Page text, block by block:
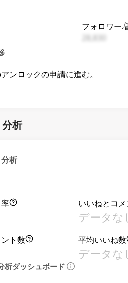
フォロワー
ンロックの申請に進む。
析
析
いいねとコ
データな
ト数 平均いいね数
データな
析ダッシュボード